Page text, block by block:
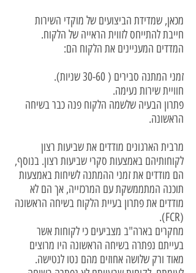
מכאן, שמדידת הביצועים של מוקדי השירות
חייבת להתייחס לזווית הראייה של הלקוח.
המדדים המעניינים את הלקוח הם:
זמני המתנה סבירים ( 30-60 שניות).
חוויית שירות נעימה.
פתרון הבעיה שלשמה הלקוח פנה כבר בשיחה
הראשונה.
מרבית הארגונים מודדים את שביעות רצון
לקוחותיהם באמצעות סקרי שביעות רצון. בנוסף,
הם מודדים את זמני ההמתנה לשיחות באמצעות
תוכנה המתממשקת עם המרכזייה, אך הם לא
מודדים את פתרון בעיית הלקוח בשיחה הראשונה
(FCR).
מחקרים בארה"ב מצביעים כי לקוחות אשר
בעייתם נפתרה בשיחה הראשונה היו מרוצים
מאוד ורק שלושה אחוזים מהם נטו לנטישה.